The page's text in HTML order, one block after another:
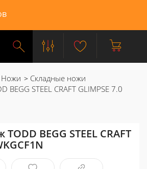
Ножи
Складные ножи
BEGG STEEL CRAFT GLIMPSE 7.0
BEGG STEEL CRAFT